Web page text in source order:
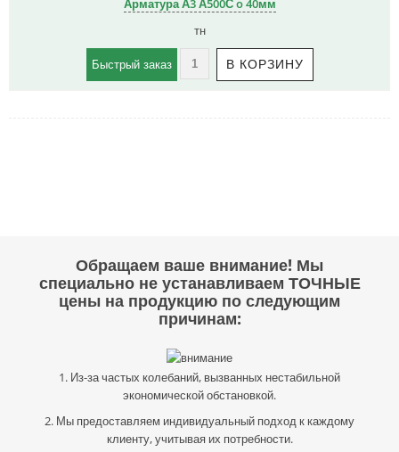
Арматура А3 А500С o 40мм
тн
Быстрый заказ
Обращаем ваше внимание! Мы
специально не устанавливаем ТОЧНЫЕ
цены на продукцию по следующим
причинам:
1. Из-за частых колебаний, вызванных нестабильной
экономической обстановкой.
2. Мы предоставляем индивидуальный подход к каждому
клиенту, учитывая их потребности.